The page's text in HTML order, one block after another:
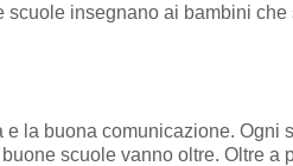
insegnano ai bambini
la buona comunicazione.
scuole vanno oltre. Oltre